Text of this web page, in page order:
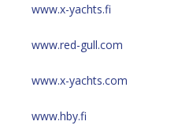
www.x-yachts.fi
www.red-gull.com
www.x-yachts.com
www.hby.fi